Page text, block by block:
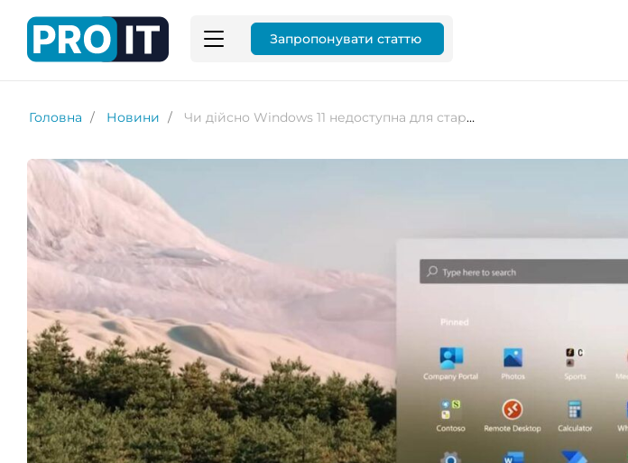
Запропонувати статтю
Головна Новини Чи дійсно Windows 11 недоступна для старих систем? Що варто знати